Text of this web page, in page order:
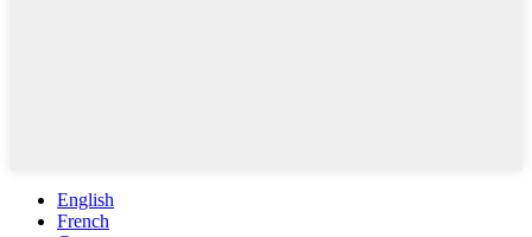
English
French